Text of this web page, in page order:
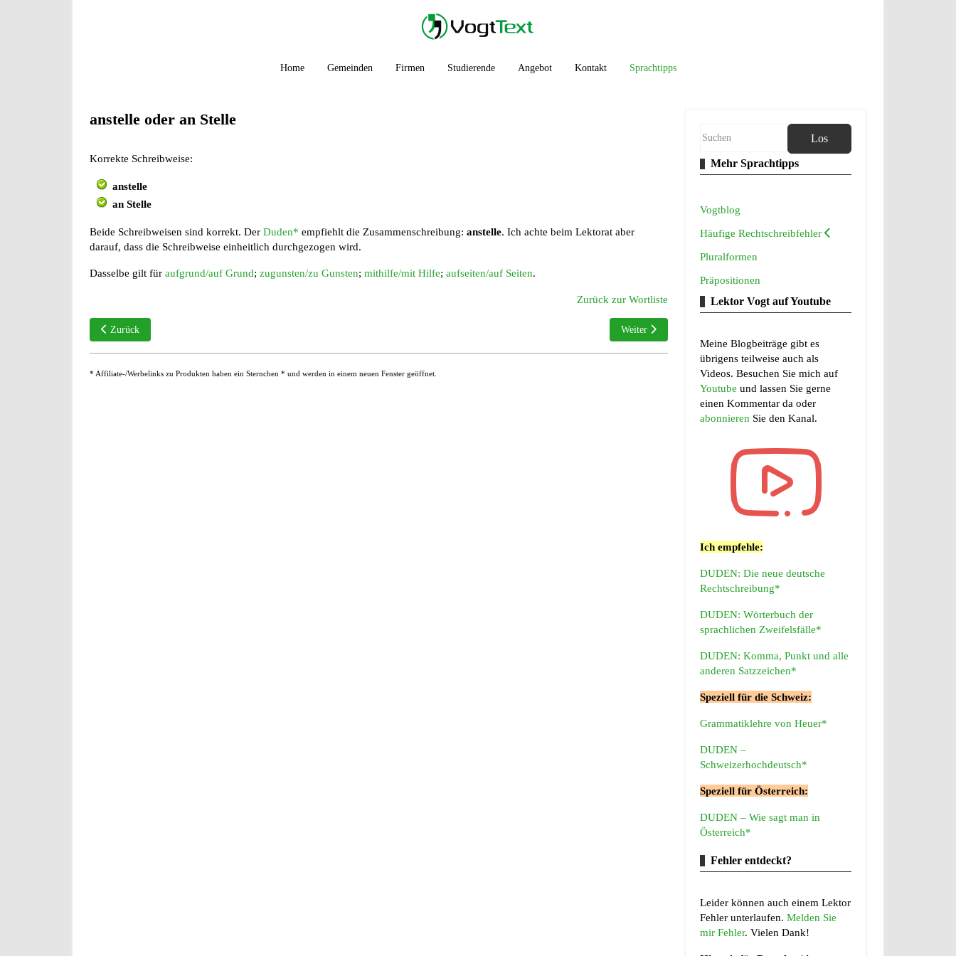
Home Gemeinden Firmen Studierende Angebot Kontakt Sprachtipps
anstelle oder an Stelle
Korrekte Schreibweise:
anstelle
an Stelle
Beide Schreibweisen sind korrekt. Der Duden* empfiehlt die Zusammenschreibung: anstelle. Ich achte beim Lektorat aber
darauf, dass die Schreibweise einheitlich durchgezogen wird.
Dasselbe gilt für aufgrund/auf Grund; zugunsten/zu Gunsten; mithilfe/mit Hilfe; aufseiten/auf Seiten.
Zurück zur Wortliste
Vorheriger Beitrag: annullieren oder anullieren
Zurück Nächster Beitrag: Appell oder Apell
Weiter
* Affiliate-/Werbelinks zu Produkten haben ein Sternchen * und werden in einem neuen Fenster geöffnet.
Los
Mehr Sprachtipps
Vogtblog
Häufige Rechtschreibfehler
Pluralformen
Präpositionen
Lektor Vogt auf Youtube
Meine Blogbeiträge gibt es
übrigens teilweise auch als
Videos. Besuchen Sie mich auf
Youtube und lassen Sie gerne
einen Kommentar da oder
abonnieren Sie den Kanal.
Ich empfehle:
DUDEN: Die neue deutsche
Rechtschreibung*
DUDEN: Wörterbuch der
sprachlichen Zweifelsfälle*
DUDEN: Komma, Punkt und alle
anderen Satzzeichen*
Speziell für die Schweiz:
Grammatiklehre von Heuer*
DUDEN –
Schweizerhochdeutsch*
Speziell für Österreich:
DUDEN – Wie sagt man in
Österreich*
Fehler entdeckt?
Leider können auch einem Lektor
Fehler unterlaufen. Melden Sie
mir Fehler. Vielen Dank!